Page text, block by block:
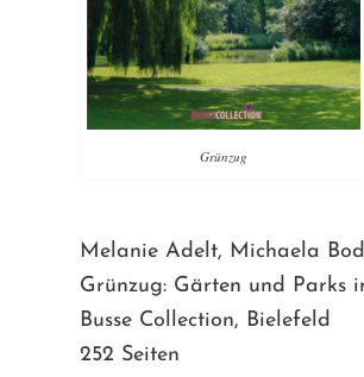
Grünzug
Melanie Adelt, Michaela
Grünzug: Gärten und Parks
Busse Collection, Bielefeld
252 Seiten